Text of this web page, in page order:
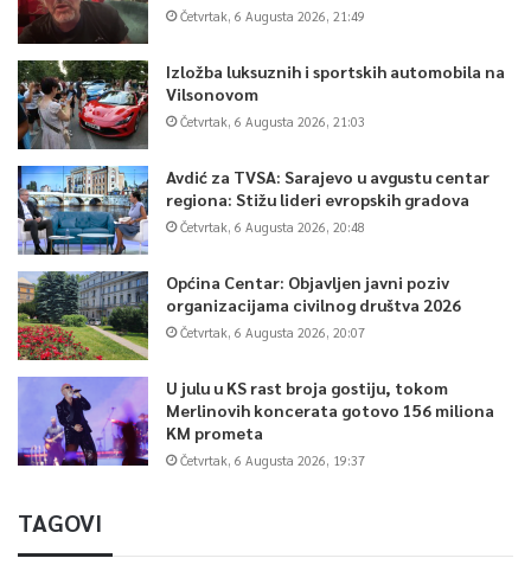
Četvrtak, 6 Augusta 2026, 21:49
Izložba luksuznih i sportskih automobila na
Vilsonovom
Četvrtak, 6 Augusta 2026, 21:03
Avdić za TVSA: Sarajevo u avgustu centar
regiona: Stižu lideri evropskih gradova
Četvrtak, 6 Augusta 2026, 20:48
Općina Centar: Objavljen javni poziv
organizacijama civilnog društva 2026
Četvrtak, 6 Augusta 2026, 20:07
U julu u KS rast broja gostiju, tokom
Merlinovih koncerata gotovo 156 miliona
KM prometa
Četvrtak, 6 Augusta 2026, 19:37
TAGOVI